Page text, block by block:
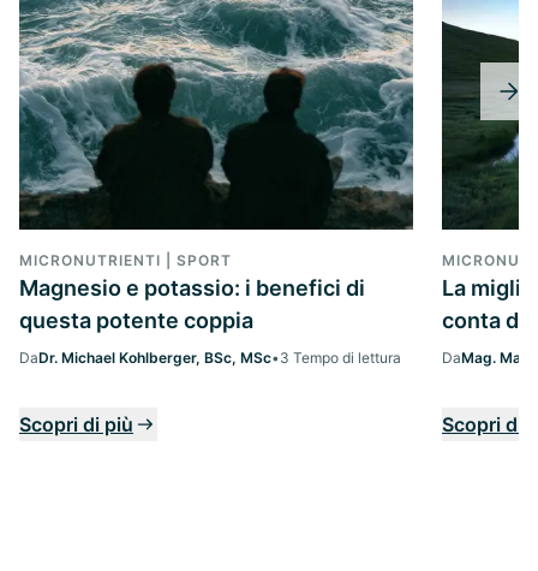
MICRONUTRIENTI | SPORT
Magnesio e potassio: i benefici di
questa potente coppia
DaDr. Michael Kohlberger, BSc, MSc•3 Tempo di lettura
Scopri di più
La
conta
DaMag.
Scopri di